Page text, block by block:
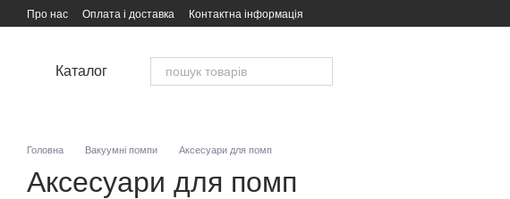
Перейти до основного контенту
Про нас Оплата і доставка Контактна інформація
Каталог
Головна Вакуумні помпи Аксесуари для помп
Аксесуари для помп